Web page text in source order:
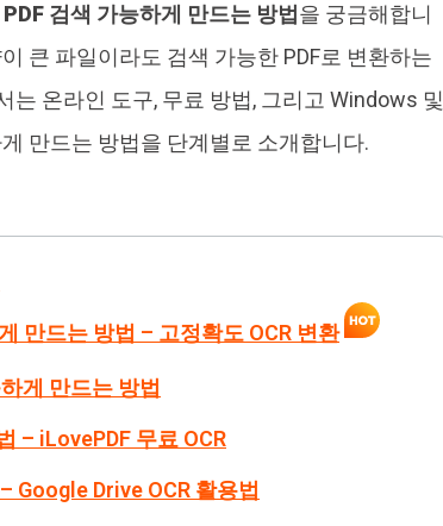
PDF 검색 가능하게 만드는 방법 을 궁금해합니
큰 파일이라도 검색 가능한 PDF로 변환하는
온라인 도구, 무료 방법, 그리고 Windows 및
만드는 방법을 단계별로 소개합니다.
만드는 방법 – 고정확도 OCR 변환
게 만드는 방법
– iLovePDF 무료 OCR
Google Drive OCR 활용법